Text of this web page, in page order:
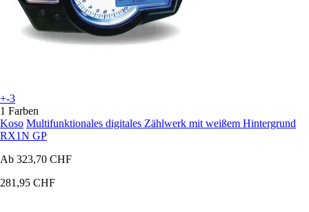
+-3
1 Farben
Koso Multifunktionales digitales Zählwerk mit weißem Hintergrund
RX1N GP
Ab 323,70 CHF
281,95 CHF